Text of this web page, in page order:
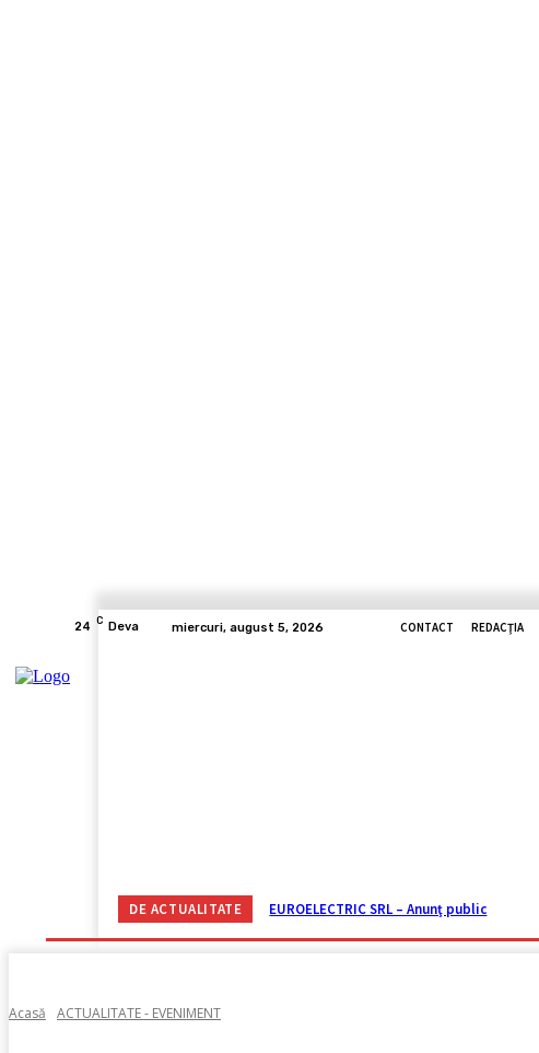
24 C Deva miercuri, august 5, 2026 CONTACT REDACŢIA
DE ACTUALITATE EUROELECTRIC SRL – Anunţ public
Acasă ACTUALITATE - EVENIMENT